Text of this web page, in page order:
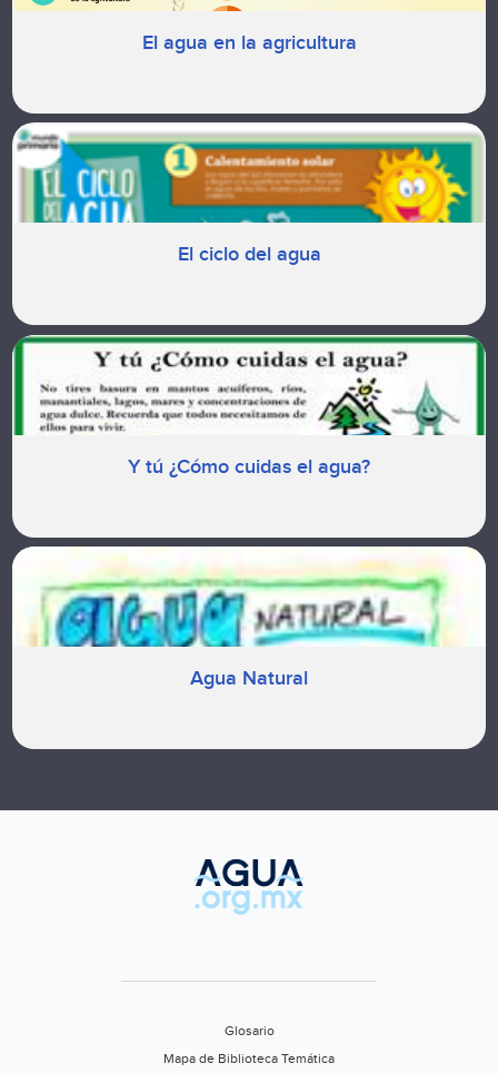
El agua en la agricultura
El ciclo del agua
Y tú ¿Cómo cuidas el agua?
Agua Natural
Glosario
Mapa de Biblioteca Temática